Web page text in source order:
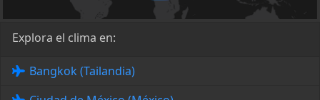
Explora el clima en:
Bangkok (Tailandia)